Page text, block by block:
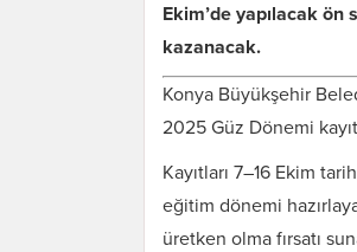
Ekim’de yapılacak
kazanacak.
Konya Büyükşehir
2025 Güz Dönemi
Kayıtları 7–16 Ekim
eğitim dönemi
üretken olma fırsatı